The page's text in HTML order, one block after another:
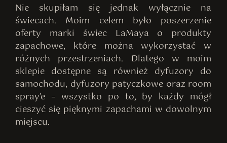
Nie skupiłam się jednak wyłącznie na
świecach. Moim celem było poszerzenie
oferty marki świec LaMaya o produkty
zapachowe, które można wykorzystać w
różnych przestrzeniach. Dlatego w moim
sklepie dostępne są również dyfuzory do
samochodu, dyfuzory patyczkowe oraz room
spray’e – wszystko po to, by każdy mógł
cieszyć się pięknymi zapachami w dowolnym
miejscu.